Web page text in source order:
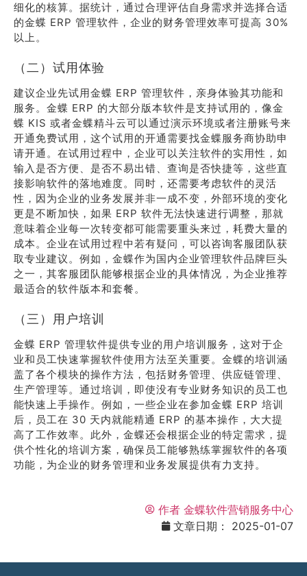
细化的核算。据统计，通过合理评估自身需求并选择合适
的金蝶 ERP 管理软件，企业的财务管理效率可提高 30%
以上。
（二）试用体验
建议企业先试用金蝶 ERP 管理软件，亲身体验其功能和
服务。金蝶 ERP 的大部分版本软件是支持试用的，像金
蝶 KIS 或者金蝶精斗云可以通过演示环境或者注册账号来
开通免费试用，这个试用的开通需要找金蝶服务商协助申
请开通。在试用过程中，企业可以关注软件的实用性，如
输入是否方便、是否不易出错、查询是否快捷等，这些直
接影响软件的落地难度。同时，还需要考虑软件的灵活
性，因为企业的业务发展并非一成不变，外部环境的变化
更是不断加快，如果 ERP 软件无法快速进行调整，那就
意味着企业每一次转变都可能需要重头来过，耗费大量的
成本。企业在试用过程中若有疑问，可以咨询客服团队获
取专业建议。例如，金蝶作为国内企业管理软件品牌巨头
之一，其客服团队能够根据企业的具体情况，为企业推荐
最适合的软件版本和套餐。
（三）用户培训
金蝶 ERP 管理软件提供专业的用户培训服务，这对于企
业和员工快速掌握软件使用方法至关重要。金蝶的培训涵
盖了各个模块的操作方法，包括财务管理、供应链管理、
生产管理等。通过培训，即使没有专业财务知识的员工也
能快速上手操作。例如，一些企业在参加金蝶 ERP 培训
后，员工在 30 天内就能精通 ERP 的基本操作，大大提
高了工作效率。此外，金蝶还会根据企业的特定需求，提
供个性化的培训方案，确保员工能够熟练掌握软件的各项
功能，为企业的财务管理和业务发展提供有力支持。
作者 金蝶软件营销服务中心
文章日期：
2025-01-07